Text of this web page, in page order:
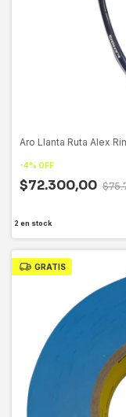
Aro Llanta Ruta Alex
-4% OFF
$72.300,00
2 en stock
GRATIS